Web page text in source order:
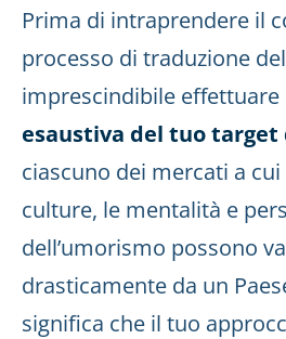
Prima di intraprendere il
processo di traduzione
imprescindibile effettuare
esaustiva del tuo
ciascuno dei mercati a
culture, le mentalità e
dell’umorismo possono
drasticamente da un
significa che il tuo